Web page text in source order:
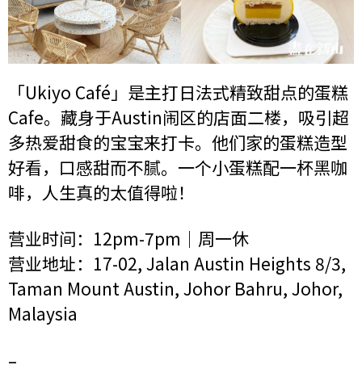
「Ukiyo Café」是主打日法式精致甜点的蛋糕
Cafe。藏身于Austin闹区的店面二楼，吸引超
多热爱甜食的宝宝来打卡。他们家的蛋糕造型
好看，口感甜而不腻。一个小蛋糕配一杯黑咖
啡，人生真的太值得啦！
营业时间：12pm-7pm｜周一休
营业地址：17-02, Jalan Austin Heights 8/3,
Taman Mount Austin, Johor Bahru, Johor,
Malaysia
–